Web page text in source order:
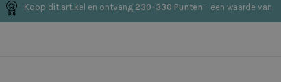
Koop dit artikel en ontvang 230-330 Punten - een waarde van